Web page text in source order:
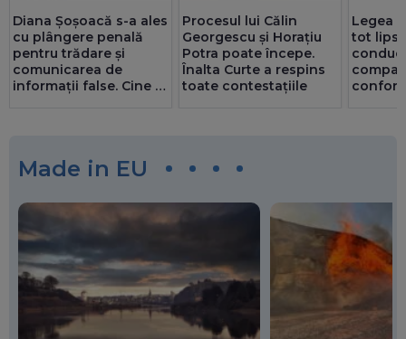
Diana Șoșoacă s-a ales
cu plângere penală
pentru trădare și
comunicarea de
informații false. Cine și
Procesul lui Călin
Georgescu și Horațiu
Potra poate începe.
Înalta Curte a respins
toate contestațiile
Legea
tot
Made in EU